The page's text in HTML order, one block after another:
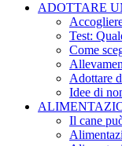
ADOTTARE
Test:
Come
Adottare
Idee di
Il cane